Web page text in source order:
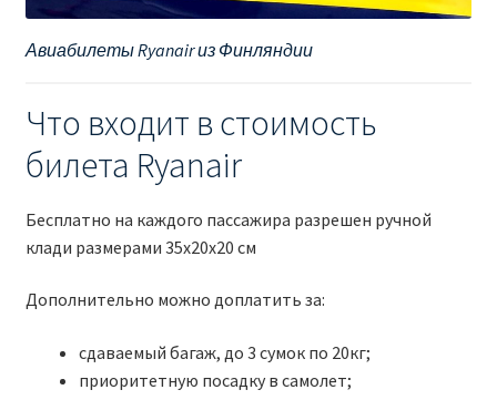
Авиабилеты Ryanair из Финляндии
Что входит в стоимость
билета Ryanair
Бесплатно на каждого пассажира разрешен ручной
клади размерами 35x20x20 см
Дополнительно можно доплатить за:
сдаваемый багаж, до 3 сумок по 20кг;
приоритетную посадку в самолет;